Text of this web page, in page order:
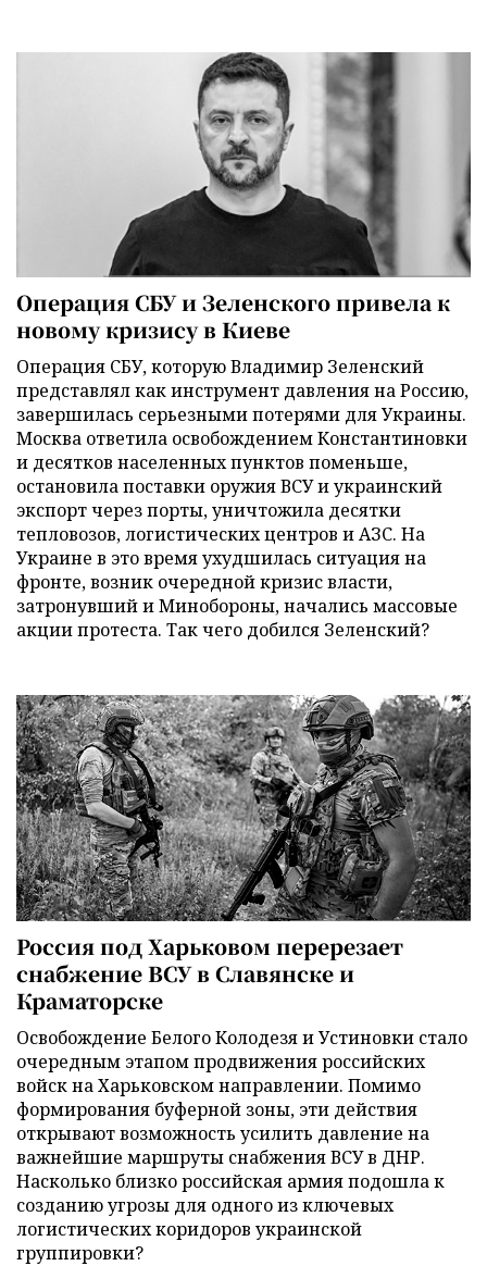
Операция СБУ и Зеленского привела к
новому кризису в Киеве
Операция СБУ, которую Владимир Зеленский
представлял как инструмент давления на Россию,
завершилась серьезными потерями для Украины.
Москва ответила освобождением Константиновки
и десятков населенных пунктов поменьше,
остановила поставки оружия ВСУ и украинский
экспорт через порты, уничтожила десятки
тепловозов, логистических центров и АЗС. На
Украине в это время ухудшилась ситуация на
фронте, возник очередной кризис власти,
затронувший и Минобороны, начались массовые
акции протеста. Так чего добился Зеленский?
Россия под Харьковом перерезает
снабжение ВСУ в Славянске и
Краматорске
Освобождение Белого Колодезя и Устиновки стало
очередным этапом продвижения российских
войск на Харьковском направлении. Помимо
формирования буферной зоны, эти действия
открывают возможность усилить давление на
важнейшие маршруты снабжения ВСУ в ДНР.
Насколько близко российская армия подошла к
созданию угрозы для одного из ключевых
логистических коридоров украинской
группировки?